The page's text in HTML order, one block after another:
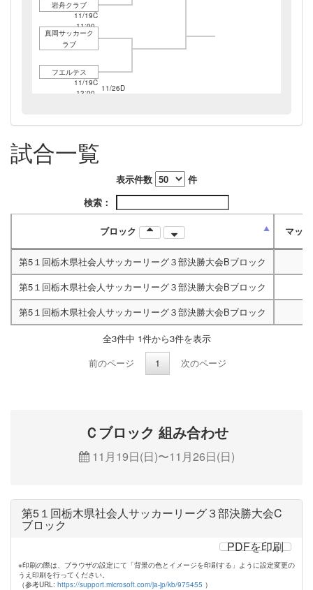
11/19C
11:00
岩舟クラブ
11/26D
真岡サッカーク
ラブ
11/19C
13:00
フエルテス
試合一覧
表示件数
件
検索：
ブロック マッ
第5１回栃木県社会人サッカーリーグ３部決勝大会Bブロック
第5１回栃木県社会人サッカーリーグ３部決勝大会Bブロック
第5１回栃木県社会人サッカーリーグ３部決勝大会Bブロック
全3件中 1件から3件を表示
前のページ
1 次のページ
Ｃブロック 組み合わせ
11月19日(日)〜11月26日(日)
第5１回栃木県社会人サッカーリーグ３部決勝大会C
ブロック
PDFを印刷
※印刷の際は、ブラウザの設定にて「背景の色とイメージを印刷する」ように設定変更の
うえ印刷を行ってください。
（参考URL: https://support.microsoft.com/ja-jp/kb/975455 ）